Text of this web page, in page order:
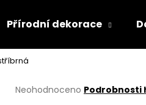
Přírodní dekorace
Průměrné
Neohodnoceno Podrobnosti